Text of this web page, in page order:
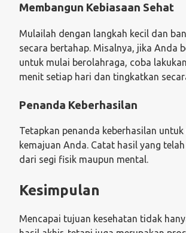
Membangun Kebiasaan Sehat
Mulailah dengan langkah kecil dan
secara bertahap. Misalnya, jika Anda
untuk mulai berolahraga, coba
menit setiap hari dan tingkatkan
Penanda Keberhasilan
Tetapkan penanda keberhasilan
kemajuan Anda. Catat hasil yang
dari segi fisik maupun mental.
Kesimpulan
Mencapai tujuan kesehatan tidak